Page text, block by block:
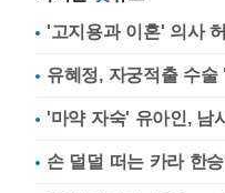
'고지용과 이혼' 의사
유혜정, 자궁적출 수
'마약 자숙' 유아인, 남
손 덜덜 떠는 카라 한